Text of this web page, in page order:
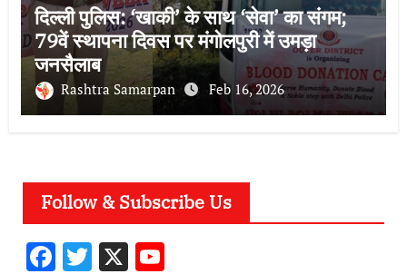
दिल्ली पुलिस: ‘खाकी’ के साथ ‘सेवा’ का संगम;
79वें स्थापना दिवस पर मंगोलपुरी में उमड़ा
जनसैलाब
Rashtra Samarpan Feb 16, 2026
Follow & Subscribe Us
F T X Y